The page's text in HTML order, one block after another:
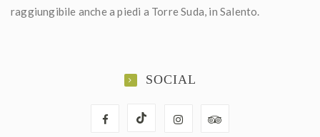
raggiungibile anche a piedi a Torre Suda, in Salento.
SOCIAL